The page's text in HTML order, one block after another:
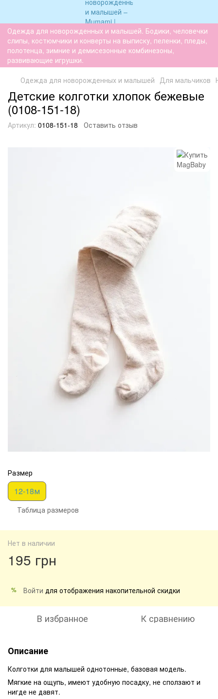
Одежда для новорожденных и малышей. Бодики, человечки
слипы, костюмчики и конверты на выписку, пеленки, пледы,
полотенца, зимние и демисезонные комбинезоны,
развивающие игрушки.
Одежда для новорожденных и малышей Для мальчиков
Детские колготки хлопок бежевые
(0108-151-18)
Артикул: 0108-151-18 Оставить отзыв
Размер
12-18м
Таблица размеров
Нет в наличии
195 грн
% Войти для отображения накопительной скидки
В избранное К сравнению
Описание
Колготки для малышей однотонные, базовая модель.
Мягкие на ощупь, имеют удобную посадку, не сползают и
нигде не давят.